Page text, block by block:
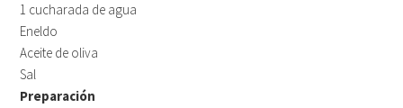
1 cucharada de agua
Eneldo
Aceite de oliva
Sal
Preparación